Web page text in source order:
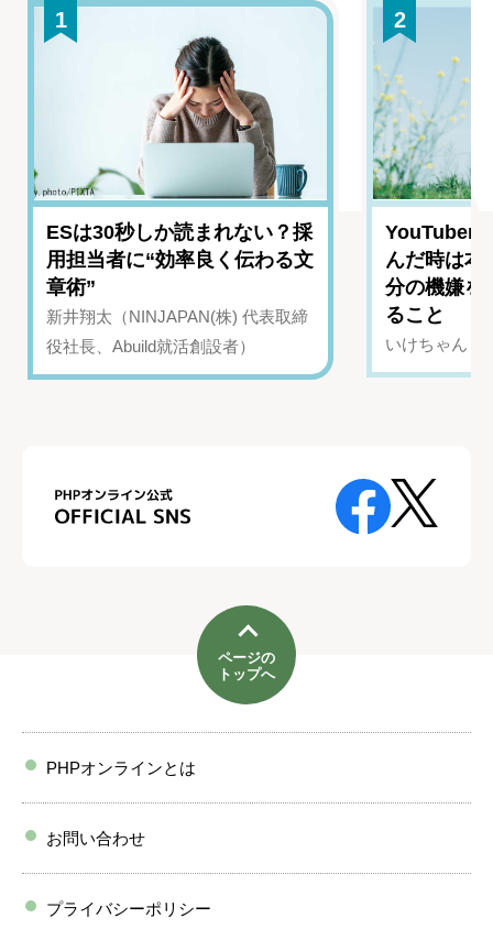
1
ESは30秒しか読まれない？採
用担当者に“効率良く伝わる文
章術”
新井翔太（NINJAPAN(株) 代表取締
役社長、Abuild就活創設者）
2
YouTuber
んだ時は
分の機嫌を
ること
いけちゃん（
ページの
トップへ
PHPオンラインとは
お問い合わせ
プライバシーポリシー